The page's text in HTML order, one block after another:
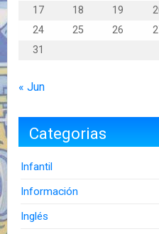
17
18 19
24
25 26
31
« Jun
Categorias
Infantil
Información
Inglés